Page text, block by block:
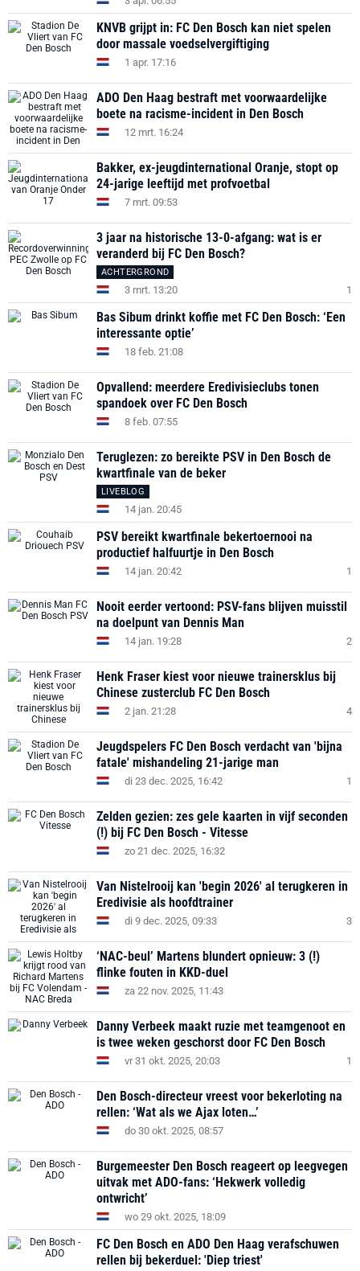
KNVB grijpt in: FC Den Bosch kan niet spelen
door massale voedselvergiftiging
1 apr. 17:16
ADO Den Haag bestraft met voorwaardelijke
boete na racisme-incident in Den Bosch
12 mrt. 16:24
Bakker, ex-jeugdinternational Oranje, stopt op
24-jarige leeftijd met profvoetbal
7 mrt. 09:53
3 jaar na historische 13-0-afgang: wat is er
veranderd bij FC Den Bosch?
ACHTERGROND
3 mrt. 13:20 1
Bas Sibum drinkt koffie met FC Den Bosch: ‘Een
interessante optie’
18 feb. 21:08
Opvallend: meerdere Eredivisieclubs tonen
spandoek over FC Den Bosch
8 feb. 07:55
Teruglezen: zo bereikte PSV in Den Bosch de
kwartfinale van de beker
LIVEBLOG
14 jan. 20:45
PSV bereikt kwartfinale bekertoernooi na
productief halfuurtje in Den Bosch
14 jan. 20:42 1
Nooit eerder vertoond: PSV-fans blijven muisstil
na doelpunt van Dennis Man
14 jan. 19:28 2
Henk Fraser kiest voor nieuwe trainersklus bij
Chinese zusterclub FC Den Bosch
2 jan. 21:28 4
Jeugdspelers FC Den Bosch verdacht van 'bijna
fatale' mishandeling 21-jarige man
di 23 dec. 2025, 16:42 1
Zelden gezien: zes gele kaarten in vijf seconden
(!) bij FC Den Bosch - Vitesse
zo 21 dec. 2025, 16:32
Van Nistelrooij kan 'begin 2026' al terugkeren in
Eredivisie als hoofdtrainer
di 9 dec. 2025, 09:33 3
‘NAC-beul’ Martens blundert opnieuw: 3 (!)
flinke fouten in KKD-duel
za 22 nov. 2025, 11:43
Danny Verbeek maakt ruzie met teamgenoot en
is twee weken geschorst door FC Den Bosch
vr 31 okt. 2025, 20:03 1
Den Bosch-directeur vreest voor bekerloting na
rellen: ‘Wat als we Ajax loten…’
do 30 okt. 2025, 08:57
Burgemeester Den Bosch reageert op leegvegen
uitvak met ADO-fans: ‘Hekwerk volledig
ontwricht’
wo 29 okt. 2025, 18:09
FC Den Bosch en ADO Den Haag verafschuwen
rellen bij bekerduel: 'Diep triest'